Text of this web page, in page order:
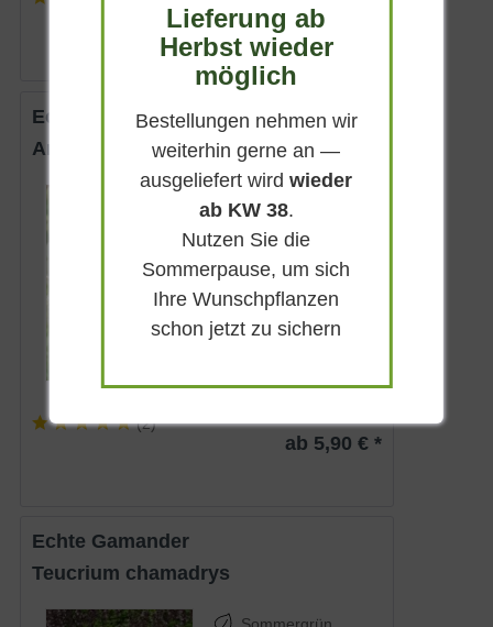
4,10 € *
Echte Engelwurz
Angelica archangelica
Juni - Juli
bis zu 2,5 m
Lieferbar
(2)
ab 5,90 € *
Echte Gamander
Teucrium chamadrys
Lieferung ab
Herbst wieder
möglich
Bestellungen nehmen wir
weiterhin gerne an —
ausgeliefert wirdwieder
ab KW 38.
Nutzen Sie die
Sommerpause, um sich
Ihre Wunschpflanzen
schon jetzt zu sichern